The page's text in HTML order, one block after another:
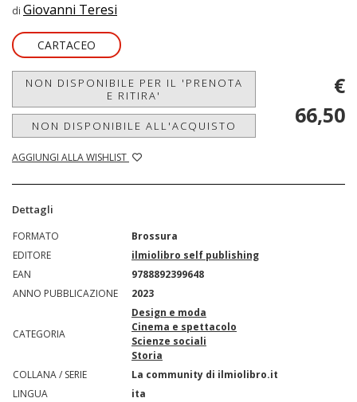
di Giovanni Teresi
CARTACEO
NON DISPONIBILE PER IL 'PRENOTA
E RITIRA'
NON DISPONIBILE ALL'ACQUISTO
AGGIUNGI ALLA WISHLIST
€
66,50
Dettagli
FORMATO
Brossura
EDITORE
ilmiolibro self publishing
EAN
9788892399648
ANNO PUBBLICAZIONE
2023
CATEGORIA
Design e moda
Cinema e spettacolo
Scienze sociali
Storia
COLLANA / SERIE
La community di ilmiolibro.it
LINGUA
ita